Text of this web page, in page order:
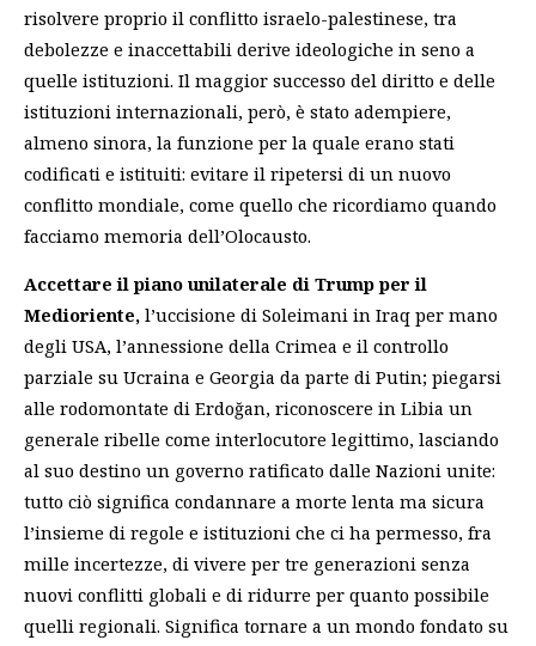
risolvere proprio il conflitto israelo-palestinese, tra
debolezze e inaccettabili derive ideologiche in seno a
quelle istituzioni. Il maggior successo del diritto e delle
istituzioni internazionali, però, è stato adempiere,
almeno sinora, la funzione per la quale erano stati
codificati e istituiti: evitare il ripetersi di un nuovo
conflitto mondiale, come quello che ricordiamo quando
facciamo memoria dell’Olocausto.
Accettare il piano unilaterale di Trump per il
Medioriente, l’uccisione di Soleimani in Iraq per mano
degli USA, l’annessione della Crimea e il controllo
parziale su Ucraina e Georgia da parte di Putin; piegarsi
alle rodomontate di Erdoğan, riconoscere in Libia un
generale ribelle come interlocutore legittimo, lasciando
al suo destino un governo ratificato dalle Nazioni unite:
tutto ciò significa condannare a morte lenta ma sicura
l’insieme di regole e istituzioni che ci ha permesso, fra
mille incertezze, di vivere per tre generazioni senza
nuovi conflitti globali e di ridurre per quanto possibile
quelli regionali. Significa tornare a un mondo fondato su